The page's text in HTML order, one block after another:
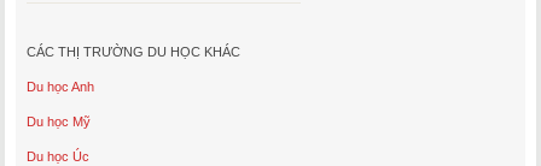
CÁC THỊ TRƯỜNG DU HỌC KHÁC
Du học Anh
Du học Mỹ
Du học Úc